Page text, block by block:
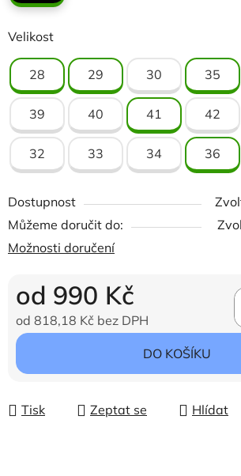
Velikost
28 29 30 35
39 40 41 42
32 33 34 36
Dostupnost
Můžeme doručit do:
Možnosti doručení
od 990 Kč
od 818,18 Kč bez DPH
Měrná cena:
DO KOŠÍKU
Tisk Zeptat se Hlídat